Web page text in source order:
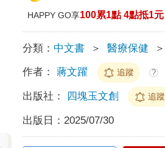
HAPPY GO享100累1點 4點抵1元
分類： 中文書 ＞ 醫療保健 ＞
作者： 蔣文躍 追蹤 ?
出版社： 四塊玉文創 追蹤
出版日： 2025/07/30